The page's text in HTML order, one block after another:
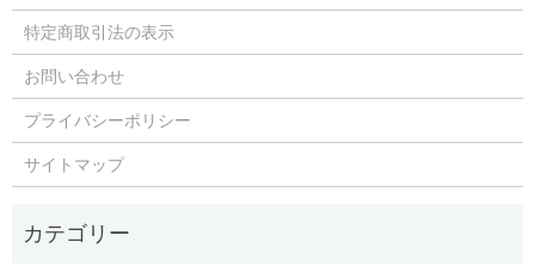
特定商取引法の表示
お問い合わせ
プライバシーポリシー
サイトマップ